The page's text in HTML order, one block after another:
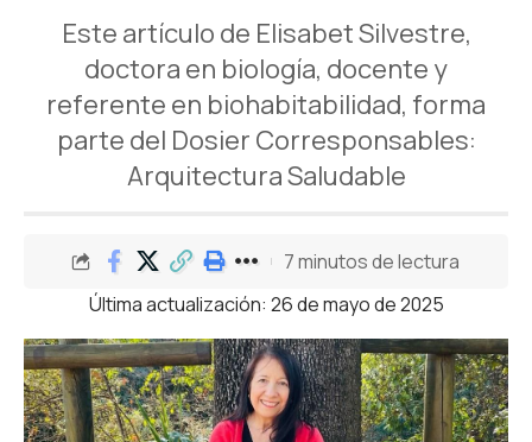
Este artículo de Elisabet Silvestre,
doctora en biología, docente y
referente en biohabitabilidad, forma
parte del Dosier Corresponsables:
Arquitectura Saludable
Última actualización: 26 de mayo de 2025
7 minutos de lectura